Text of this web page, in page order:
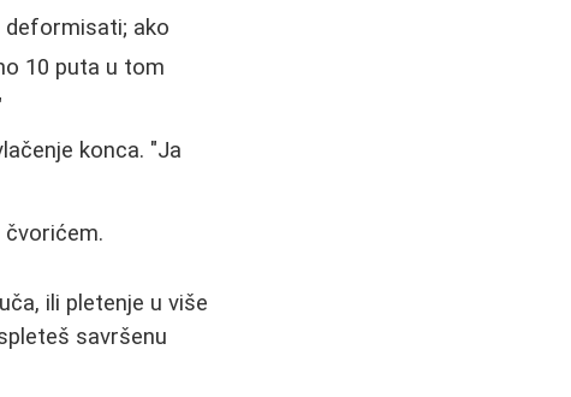
deformisati; ako
10 puta u tom
konca. "Ja
ili pletenje u više
savršenu